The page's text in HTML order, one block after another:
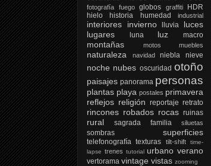
fotografía fuego globos graffiti
HDR
hielo
historia humedad industrial
interiores invierno lluvia
luces
lugares
luna luz macro
montañas motos muebles
naturaleza navidad niebla nieve
noche nubes oscuridad otoño
paisajes panorama personas
plantas playa postales primavera
reflejos religión reportaje retrato
rincones robados rocas ruinas
rural sagrada familia siluetas
sombras superficies
telefonografía texturas tilt-shift
time-
lapse trenes tutorial urbano verano
vertorama vintage vistas zooming